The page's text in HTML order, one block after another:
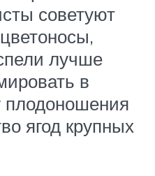
советуют
лучше
в
ягод крупных